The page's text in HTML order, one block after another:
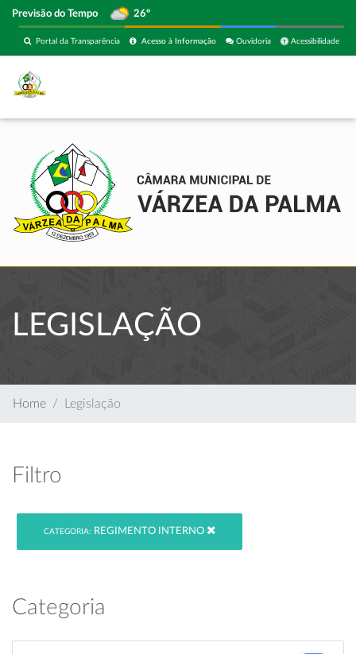
Previsão do Tempo 26º
Acessibilidade
Ouvidoria
Acesso à Informação
Portal da Transparência
LEGISLAÇÃO
Home Legislação
Filtro
CATEGORIA: REGIMENTO INTERNO
Categoria